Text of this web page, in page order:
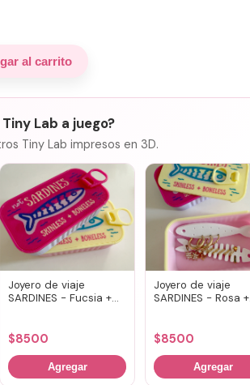
al carrito
Lab a juego?
Tiny Lab impresos en 3D.
Joyero de viaje
SARDINES - Fucsia +
$8500
Agregar
Joyero de viaje
SARDINES - Rosa +
$8500
Agregar